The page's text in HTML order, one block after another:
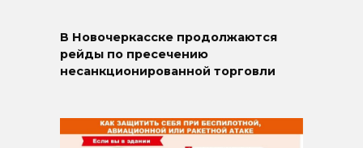
В Новочеркасске продолжаются
рейды по пресечению
несанкционированной торговли